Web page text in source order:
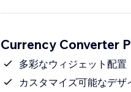
Currency Converter
多彩なウィジェット配
カスタマイズ可能なデ